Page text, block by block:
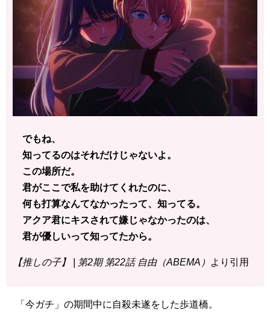
でもね、
知ってるのはそれだけじゃないよ。
この場所だ。
君がここで私を助けてくれたのに、
何も打算なんてなかったって、知ってる。
アクア君にキスされて嫌じゃなかったのは、
君が優しいって知ってたから。
【推しの子】 | 第2期 第22話 自由（ABEMA） より引用
「今ガチ」の期間中に自殺未遂をした歩道橋。